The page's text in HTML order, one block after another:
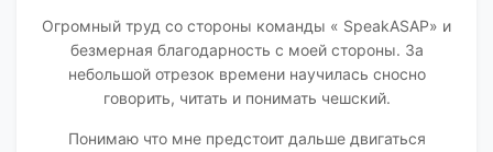
Огромный труд со стороны команды « SpeakASAP» и
безмерная благодарность с моей стороны. За
небольшой отрезок времени научилась сносно
говорить, читать и понимать чешский.
Понимаю что мне предстоит дальше двигаться